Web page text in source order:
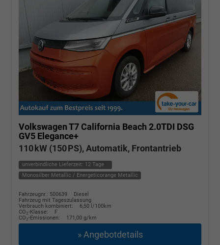
Volkswagen T7 California Beach 2.0TDI DSG
GV5 Elegance+
110 kW (150 PS), Automatik, Frontantrieb
unverbindliche Lieferzeit: 12 Tage
Monosilber Metallic / Energeticorange Metallic
Fahrzeugnr.: 500639
Diesel
Fahrzeug mit Tageszulassung
Verbrauch kombiniert:
6,50 l/100km
CO2-Klasse:
F
CO2-Emissionen: 171,00 g/km
» Angebotdetails